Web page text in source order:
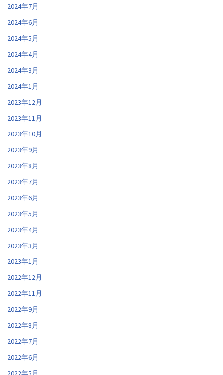
2024年7月
2024年6月
2024年5月
2024年4月
2024年3月
2024年1月
2023年12月
2023年11月
2023年10月
2023年9月
2023年8月
2023年7月
2023年6月
2023年5月
2023年4月
2023年3月
2023年1月
2022年12月
2022年11月
2022年9月
2022年8月
2022年7月
2022年6月
2022年5月